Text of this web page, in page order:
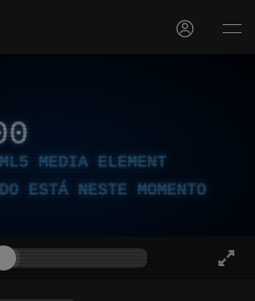
MEDIA ELEMENT
ESTÁ NESTE MOMENTO